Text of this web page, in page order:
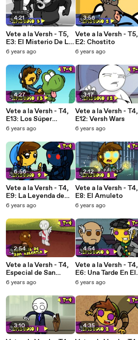
4:21
Vete a la Versh - T5,
E3: El Misterio De La
Caja
6 years ago
4:27
Vete a la Versh - T4,
E13: Los Súper
Hermanos Mauricio 4
6 years ago
6:56
Vete a la Versh - T4,
E9: La Leyenda de
Melda - Parte VII
6 years ago
2:54
Vete a la Versh - T4,
Especial de San
Valentín
6 years ago
3:10
3:56
Vete a la Versh - T5,
E2: Chostito
6 years ago
3:17
Vete a la Versh - T4,
E12: Versh Wars
6 years ago
2:12
Vete a la Versh - T4,
E8: El Amuleto
6 years ago
4:54
Vete a la Versh - T4,
E6: Una Tarde En El
Parque
6 years ago
4:35